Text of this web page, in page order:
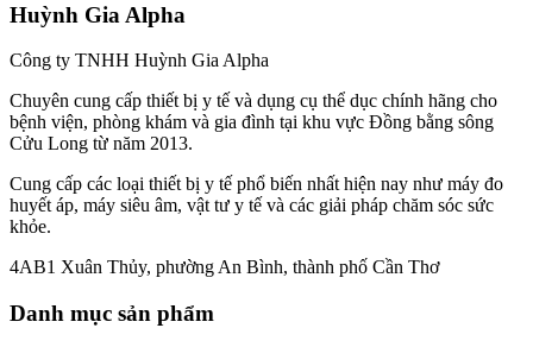
Huỳnh Gia Alpha
Công ty TNHH Huỳnh Gia Alpha
Chuyên cung cấp thiết bị y tế và dụng cụ thể dục chính hãng cho
bệnh viện, phòng khám và gia đình tại khu vực Đồng bằng sông
Cửu Long từ năm 2013.
Cung cấp các loại thiết bị y tế phổ biến nhất hiện nay như máy đo
huyết áp, máy siêu âm, vật tư y tế và các giải pháp chăm sóc sức
khỏe.
4AB1 Xuân Thủy, phường An Bình, thành phố Cần Thơ
Danh mục sản phẩm